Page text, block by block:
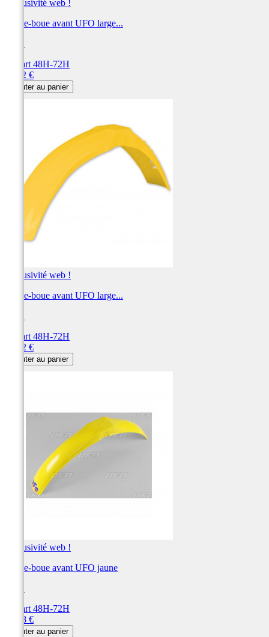
Exclusivité web !
Garde-boue avant UFO large...
Départ 48H-72H
76,72 €
Ajouter au panier
Exclusivité web !
Garde-boue avant UFO large...
Départ 48H-72H
76,72 €
Ajouter au panier
Exclusivité web !
Garde-boue avant UFO jaune
Départ 48H-72H
73,78 €
Ajouter au panier